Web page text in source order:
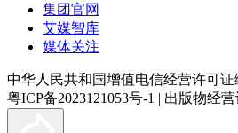
集团官网
艾媒智库
媒体关注
中华人民共和国增值电信经营许可证
粤ICP备2023121053号-1 | 出版物经营